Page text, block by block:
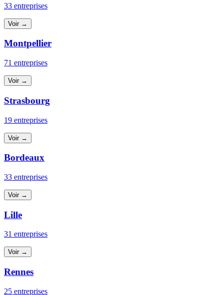
33 entreprises
Voir →
Montpellier
71 entreprises
Voir →
Strasbourg
19 entreprises
Voir →
Bordeaux
33 entreprises
Voir →
Lille
31 entreprises
Voir →
Rennes
25 entreprises